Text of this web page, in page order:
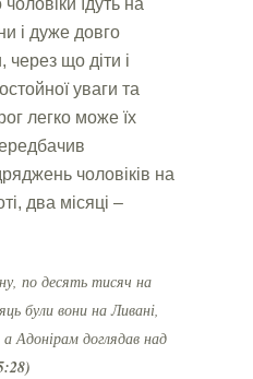
і дуже довго
що діти і
уваги та
легко може їх
чоловіків на
два місяці –
по десять тисяч на
були вони на Ливані,
а Адонірам доглядав над